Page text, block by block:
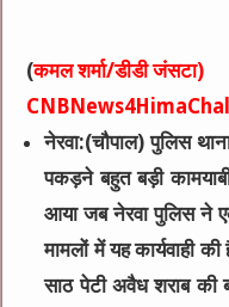
(कमल शर्मा/डीडी जंसटा)
नेरवा:(चौपाल) पुलिस
पकड़ने बहुत बड़ी
आया जब नेरवा पुलिस ने
मामलों में यह कार्यवाही की
साठ पेटी अवैध शराब की